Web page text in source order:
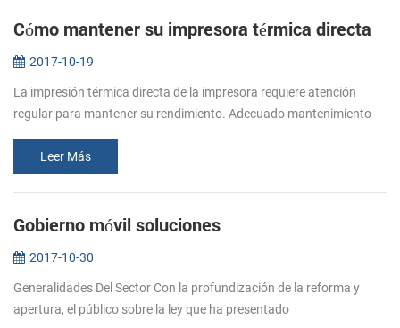
Cómo mantener su impresora térmica directa
2017-10-19
La impresión térmica directa de la impresora requiere atención
regular para mantener su rendimiento. Adecuado mantenimiento
imprimir si...
Leer Más
Gobierno móvil soluciones
2017-10-30
Generalidades Del Sector Con la profundización de la reforma y
apertura, el público sobre la ley que ha presentado